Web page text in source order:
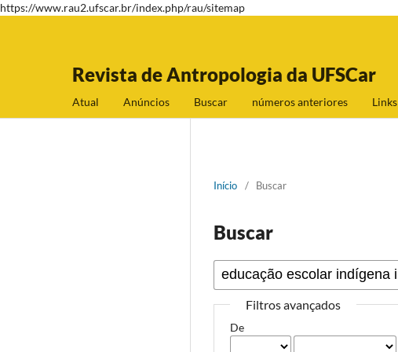
https://www.rau2.ufscar.br/index.php/rau/sitemap
Revista de Antropologia da UFSCar
Atual Anúncios Buscar números anteriores Links
Início / Buscar
Buscar
Filtros avançados
De